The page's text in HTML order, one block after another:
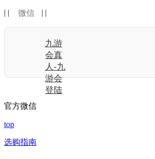
| | 微信 | |
九游
会真
人-九
游会
登陆
官方微信
top
选购指南